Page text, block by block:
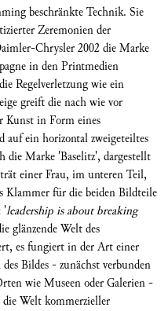
beschränkte Technik. Sie
Zeremonien der
Chrysler 2002 die Marke
in den Printmedien
Regelverletzung wie ein
greift die nach wie vor
Kunst in Form eines
auf ein horizontal zweigeteiltes
Marke 'Baselitz', dargestellt
einer Frau, im unteren Teil,
für die beiden Bildteile
'leadership is about breaking
glänzende Welt des
es fungiert in der Art einer
Bildes - zunächst verbunden
wie Museen oder Galerien -
Welt kommerzieller